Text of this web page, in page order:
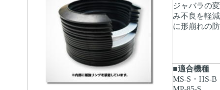
ジャバラの
み不良を軽
に形崩れの
■適合機種
MS-S・HS-B